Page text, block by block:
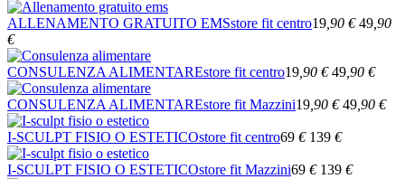
ALLENAMENTO GRATUITO EMSstore fit centro19,90 € 49,90
€
CONSULENZA ALIMENTAREstore fit centro19,90 € 49,90 €
CONSULENZA ALIMENTAREstore fit Mazzini19,90 € 49,90 €
I-SCULPT FISIO O ESTETICOstore fit centro69 € 139 €
I-SCULPT FISIO O ESTETICOstore fit Mazzini69 € 139 €